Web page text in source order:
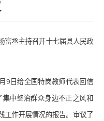
富丞主持召开十七届县人民政
9日给全国特岗教师代表回信
中整治群众身边不正之风和
工作开展情况的报告。审议了